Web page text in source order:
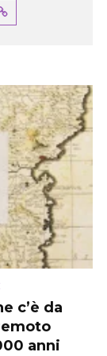
c’è da
anni